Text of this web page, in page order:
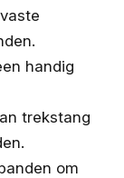
handig
trekstang
om